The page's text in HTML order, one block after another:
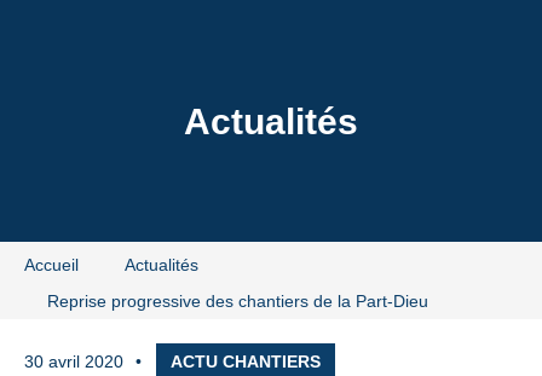
Actualités
Accueil
Actualités
Reprise progressive des chantiers de la Part-Dieu
30 avril 2020 ACTU CHANTIERS